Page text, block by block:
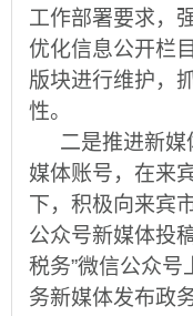
工作部署要求，
优化信息公开栏
版块进行维护，
性。
二是推进新
媒体账号，在来
下，积极向来宾
公众号新媒体投稿
税务”微信公众号
务新媒体发布政